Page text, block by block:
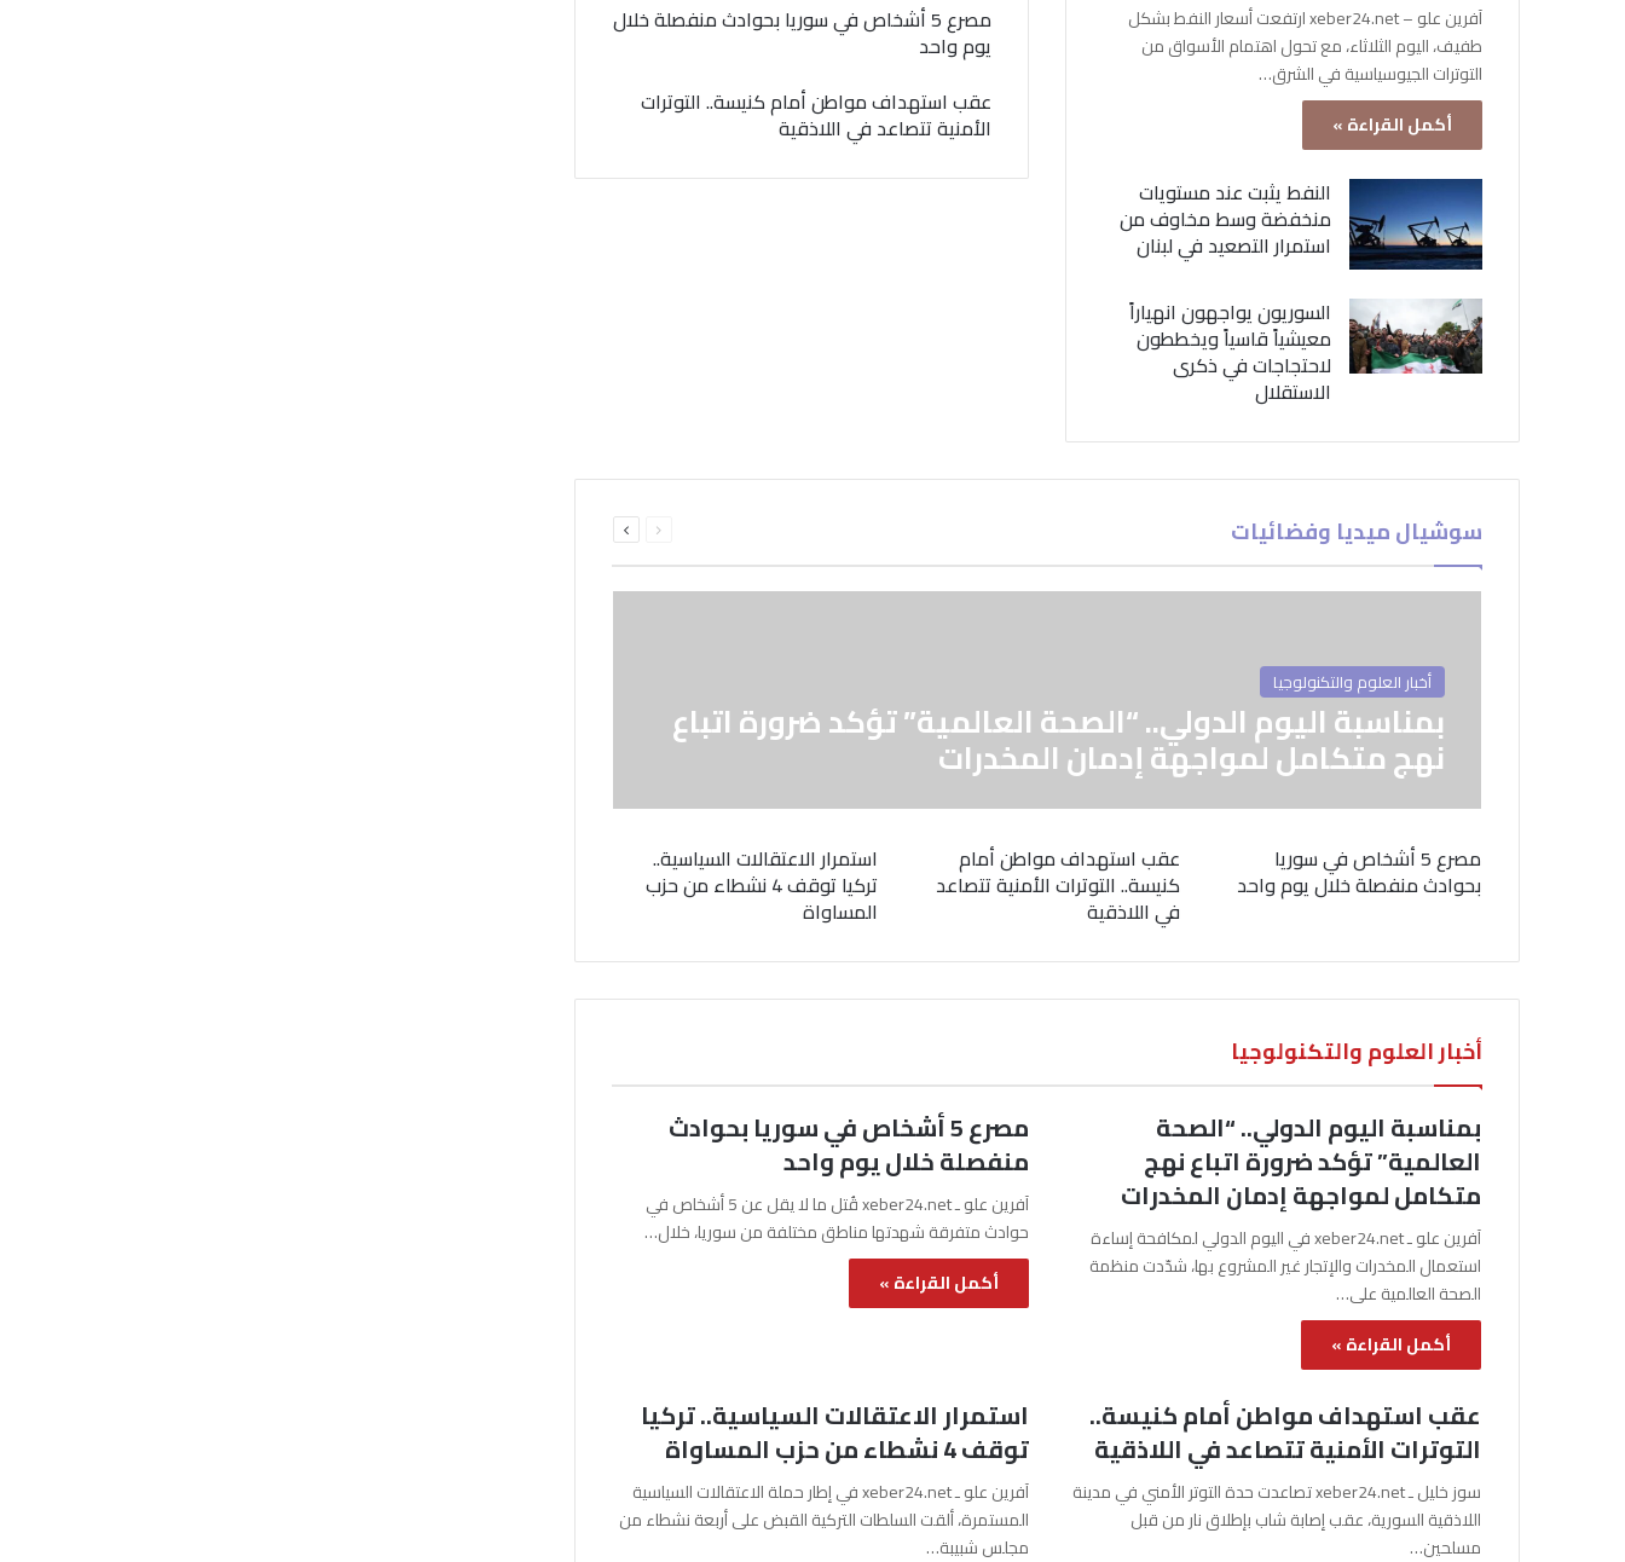
آفرين علو – xeber24.net ارتفعت أسعار النفط بشكل
طفيف، اليوم الثلاثاء، مع تحول اهتمام الأسواق من
التوترات الجيوسياسية في الشرق…
أكمل القراءة »
النفط يثبت عند مستويات
منخفضة وسط مخاوف من
استمرار التصعيد في لبنان
السوريون يواجهون انهياراً
معيشياً قاسياً ويخططون
لاحتجاجات في ذكرى
الاستقلال
مصرع 5 أشخاص في سوريا بحوادث منفصلة خلال
يوم واحد
عقب استهداف مواطن أمام كنيسة.. التوترات
الأمنية تتصاعد في اللاذقية
سوشيال ميديا وفضائيات الصفحةالصفحة
أخبار العلوم والتكنولوجيا
بمناسبة اليوم الدولي.. “الصحة العالمية” تؤكد ضرورة اتباع
نهج متكامل لمواجهة إدمان المخدرات
مصرع 5 أشخاص في سوريا
بحوادث منفصلة خلال يوم واحد
عقب استهداف مواطن أمام
كنيسة.. التوترات الأمنية تتصاعد
في اللاذقية
استمرار الاعتقالات السياسية..
تركيا توقف 4 نشطاء من حزب
المساواة
أخبار العلوم والتكنولوجيا
بمناسبة اليوم الدولي.. “الصحة
العالمية” تؤكد ضرورة اتباع نهج
متكامل لمواجهة إدمان المخدرات
آفرين علو ـ xeber24.net في اليوم الدولي لمكافحة إساءة
استعمال المخدرات والإتجار غير المشروع بها، شدّدت منظمة
الصحة العالمية على…
أكمل القراءة »
مصرع 5 أشخاص في سوريا بحوادث
منفصلة خلال يوم واحد
آفرين علو ـ xeber24.net قُتل ما لا يقل عن 5 أشخاص في
حوادث متفرقة شهدتها مناطق مختلفة من سوريا، خلال…
أكمل القراءة »
عقب استهداف مواطن أمام كنيسة..
التوترات الأمنية تتصاعد في اللاذقية
سوز خليل ـ xeber24.net تصاعدت حدة التوتر الأمني في مدينة
اللاذقية السورية، عقب إصابة شاب بإطلاق نار من قبل
مسلحين…
استمرار الاعتقالات السياسية.. تركيا
توقف 4 نشطاء من حزب المساواة
آفرين علو ـ xeber24.net في إطار حملة الاعتقالات السياسية
المستمرة، ألقت السلطات التركية القبض على أربعة نشطاء من
مجلس شبيبة…